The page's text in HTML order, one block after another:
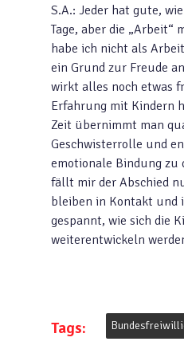
S.A.: Jeder hat gute,
Tage, aber die „Arbeit“
habe ich nicht als
ein Grund zur Freude
wirkt alles noch etwas
Erfahrung mit Kindern
Zeit übernimmt man
Geschwisterrolle und
emotionale Bindung zu
fällt mir der Abschied
bleiben in Kontakt und
gespannt, wie sich die
weiterentwickeln
Tags: